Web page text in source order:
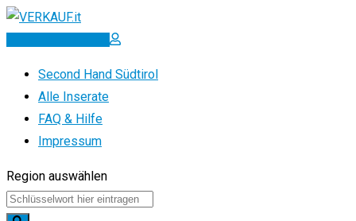
Zum
Inserat erstellen
Second Hand Südtirol
Alle Inserate
FAQ & Hilfe
Impressum
Region auswählen